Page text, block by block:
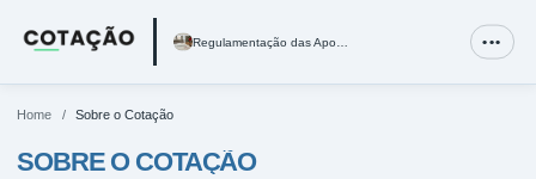
Regulamentação das Apostas Desportivas em Portugal e
Imposto Sobre Apostas Desportivas em Portugal: O Modelo
•••
Home / Sobre o Cotação
SOBRE O COTAÇÃO